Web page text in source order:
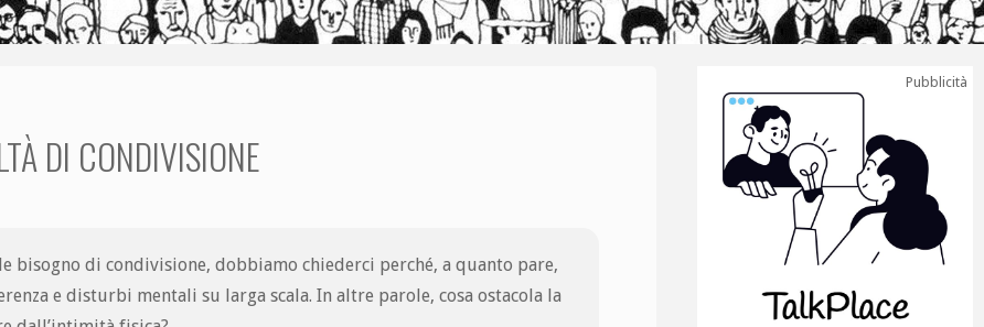
DI CONDIVISIONE
bisogno di condivisione, dobbiamo chiederci perché, a quanto pare,
e disturbi mentali su larga scala. In altre parole, cosa ostacola la
Pubblicità